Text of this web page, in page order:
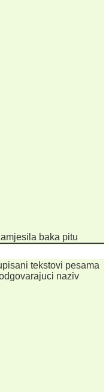
baka pitu
tekstovi pesama
naziv